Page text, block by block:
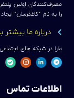
مصرف‌کنندگان اولین
را به نام “کاغذرسان”
درباره ما بیشتر
مارا در شبکه های
اطلاعات تماس